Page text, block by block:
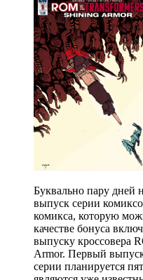
Буквально пару дней
выпуск серии
комикса, которую
качестве бонуса
выпуску кроссовера
Armor. Первый
серии планируется